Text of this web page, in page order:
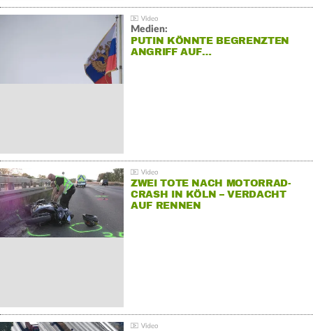
Medien:
PUTIN KÖNNTE BEGRENZTEN
ANGRIFF AUF…
ZWEI TOTE NACH MOTORRAD-
CRASH IN KÖLN – VERDACHT
AUF RENNEN